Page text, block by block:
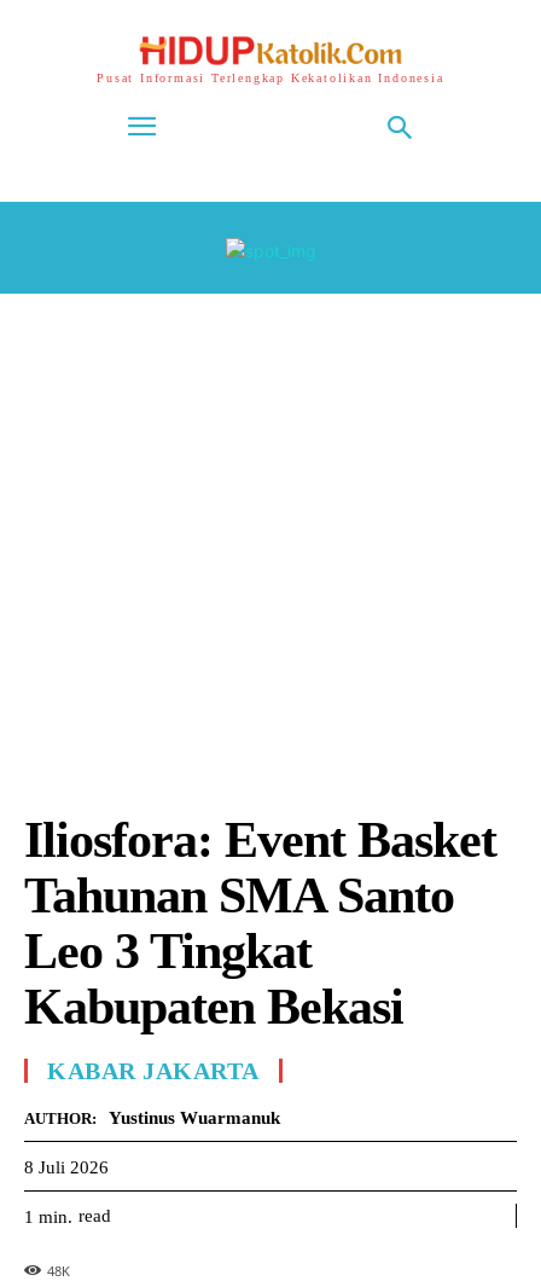
Pusat Informasi Terlengkap Kekatolikan Indonesia
Iliosfora: Event Basket
Tahunan SMA Santo
Leo 3 Tingkat
Kabupaten Bekasi
KABAR JAKARTA
AUTHOR: Yustinus Wuarmanuk
8 Juli 2026
1 min. read
48K